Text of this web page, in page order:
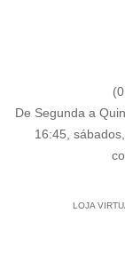
De Segunda a
16:45,
LOJA